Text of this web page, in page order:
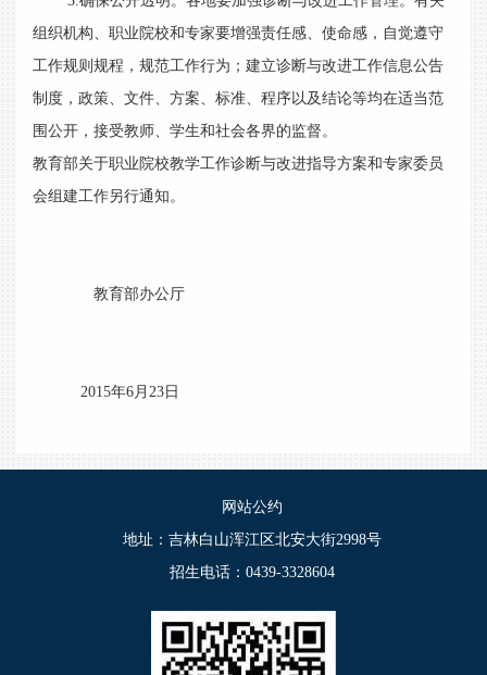
组织机构、职业院校和专家要增强责任感、使命感，自觉遵守
工作规则规程，规范工作行为；建立诊断与改进工作信息公告
制度，政策、文件、方案、标准、程序以及结论等均在适当范
围公开，接受教师、学生和社会各界的监督。
教育部关于职业院校教学工作诊断与改进指导方案和专家委员
会组建工作另行通知。
教育部办公厅
2015年6月23日
网站公约
地址：吉林白山浑江区北安大街2998号
招生电话：0439-3328604